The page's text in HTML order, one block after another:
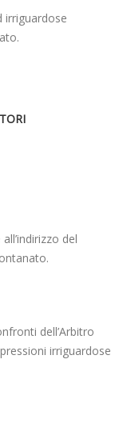
irriguardose
del
dell’Arbitro
irriguardose